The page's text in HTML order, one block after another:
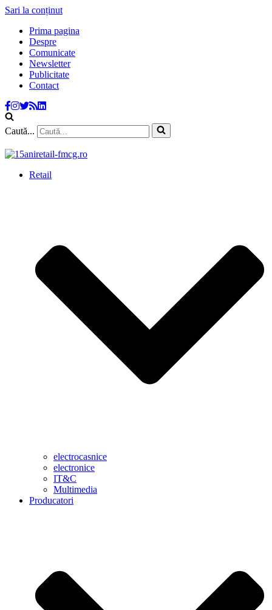
Sari la conținut
Prima pagina
Despre
Comunicate
Newsletter
Publicitate
Contact
Caută...
Retail
electrocasnice
electronice
IT&C
Multimedia
Producatori